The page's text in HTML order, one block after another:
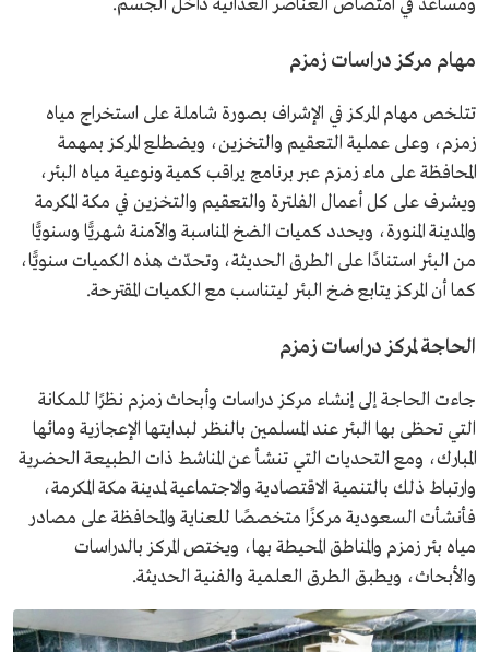
مهام مركز دراسات زمزم
تتلخص مهام المركز في الإشراف بصورة شاملة على استخراج مياه
زمزم، وعلى عملية التعقيم والتخزين، ويضطلع المركز بمهمة
المحافظة على ماء زمزم عبر برنامج يراقب كمية ونوعية مياه البئر،
ويشرف على كل أعمال الفلترة والتعقيم والتخزين في مكة المكرمة
والمدينة المنورة، ويحدد كميات الضخ المناسبة والآمنة شهريًّا وسنويًّا
من البئر استنادًا على الطرق الحديثة، وتحدّث هذه الكميات سنويًّا،
كما أن المركز يتابع ضخ البئر ليتناسب مع الكميات المقترحة.
الحاجة لمركز دراسات زمزم
جاءت الحاجة إلى إنشاء مركز دراسات وأبحاث زمزم نظرًا للمكانة
التي تحظى بها البئر عند المسلمين بالنظر لبدايتها الإعجازية ومائها
المبارك، ومع التحديات التي تنشأ عن المناشط ذات الطبيعة الحضرية
وارتباط ذلك بالتنمية الاقتصادية والاجتماعية لمدينة مكة المكرمة،
فأنشأت السعودية مركزًا متخصصًا للعناية والمحافظة على مصادر
مياه بئر زمزم والمناطق المحيطة بها، ويختص المركز بالدراسات
والأبحاث، ويطبق الطرق العلمية والفنية الحديثة.